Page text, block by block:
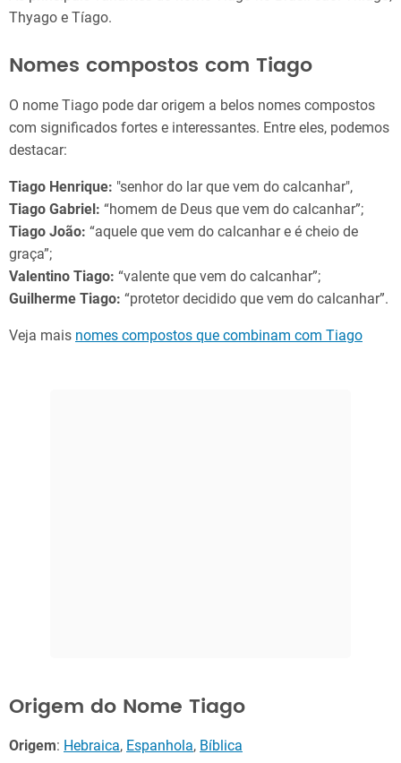
Thyago e Tíago.
Nomes compostos com Tiago
O nome Tiago pode dar origem a belos nomes compostos
com significados fortes e interessantes. Entre eles, podemos
destacar:
Tiago Henrique: "senhor do lar que vem do calcanhar",
Tiago Gabriel: “homem de Deus que vem do calcanhar”;
Tiago João: “aquele que vem do calcanhar e é cheio de
graça”;
Valentino Tiago: “valente que vem do calcanhar”;
Guilherme Tiago: “protetor decidido que vem do calcanhar”.
Veja mais nomes compostos que combinam com Tiago
Origem do Nome Tiago
Origem: Hebraica, Espanhola, Bíblica